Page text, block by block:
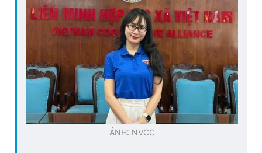
ẢNH: NVCC